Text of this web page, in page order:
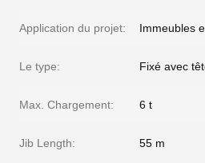
Application du projet: Immeubles
Le type: Fixé avec
Max. Chargement: 6 t
Jib Length: 55 m